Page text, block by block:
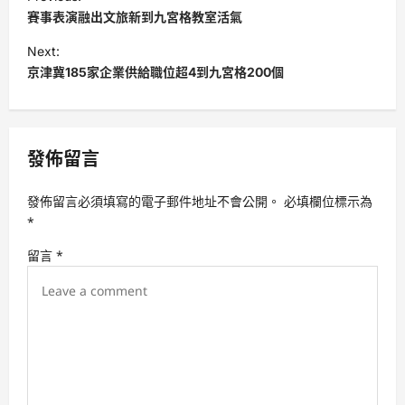
o
s
t
v
g
t
賽事表演融出文旅新到九宮格教室活氣
Next:
京津冀185家企業供給職位超4到九宮格200個
發佈留言
發佈留言必須填寫的電子郵件地址不會公開。 必填欄位標示為
*
留言 *